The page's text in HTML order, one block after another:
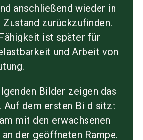
anschließend wieder in
Zustand zurückzufinden.
ist später für
und Arbeit von
Bilder zeigen das
Auf dem ersten Bild sitzt
mit den erwachsenen
an der geöffneten Rampe.